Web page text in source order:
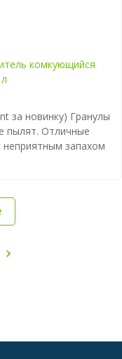
комкующийся
за новинку) Гранулы
пылят. Отличные
запахом